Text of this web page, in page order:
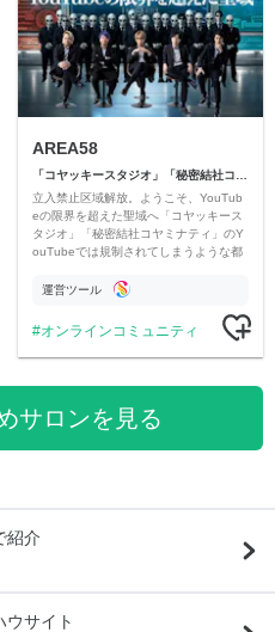
AREA58
立入禁止区域解放。ようこそ、YouTub
eの限界を超えた聖域へ「コヤッキース
タジオ」「秘密結社コヤミナティ」のY
ouTubeでは規制されてしまうような都
公開。
運営ツール
オンラインコミュニティ
サロンを見る
紹介
ウサイト